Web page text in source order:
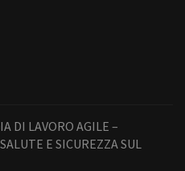
DI LAVORO AGILE –
E SICUREZZA SUL